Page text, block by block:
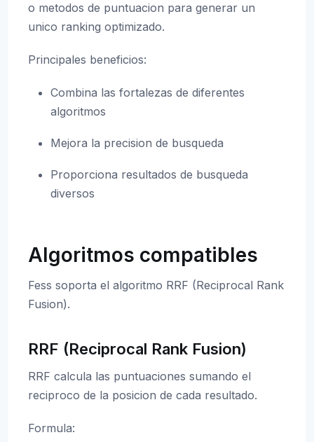
o metodos de puntuacion para generar un
unico ranking optimizado.
Principales beneficios:
Combina las fortalezas de diferentes
algoritmos
Mejora la precision de busqueda
Proporciona resultados de busqueda
diversos
Algoritmos compatibles
Fess soporta el algoritmo RRF (Reciprocal Rank
Fusion).
RRF (Reciprocal Rank Fusion)
RRF calcula las puntuaciones sumando el
reciproco de la posicion de cada resultado.
Formula: